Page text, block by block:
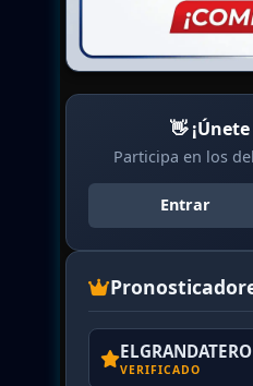
👋
Participa en los
Entrar
VERIFICADO